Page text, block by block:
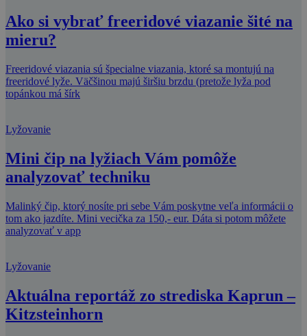
Ako si vybrať freeridové viazanie šité na
mieru?
Freeridové viazania sú špecialne viazania, ktoré sa montujú na
freeridové lyže. Väčšinou majú širšiu brzdu (pretože lyža pod
topánkou má šírk
Lyžovanie
Mini čip na lyžiach Vám pomôže
analyzovať techniku
Malinký čip, ktorý nosíte pri sebe Vám poskytne veľa informácii o
tom ako jazdíte. Mini vecička za 150,- eur. Dáta si potom môžete
analyzovať v app
Lyžovanie
Aktuálna reportáž zo strediska Kaprun –
Kitzsteinhorn